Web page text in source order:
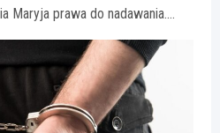
Maryja prawa do nadawania.…